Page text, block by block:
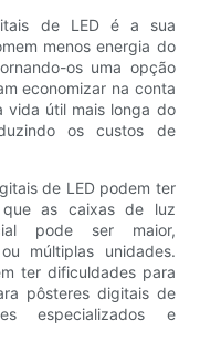
de LED é a sua
menos energia do
os uma opção
economizar na conta
vida útil mais longa do
os custos de
de LED podem ter
as caixas de luz
pode ser maior,
múltiplas unidades.
ter dificuldades para
pôsteres digitais de
especializados e